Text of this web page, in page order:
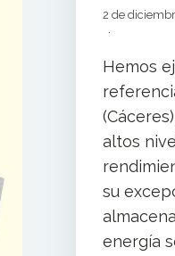
2 de
Hemos
altos
su
energía